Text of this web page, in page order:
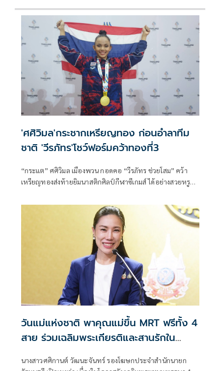
'ศศิวิมล'กระชากเหรียญทอง ก่อนอำลาทีม
ชาติ 'วีรภัทร'โชว์ฟอร์มคว้าทองที่3
“กระแต” ศศิวิมล เมืองพวน กอดคอ “วีรภัทร ช่วยโสม” คว้า
เหรียญทองส่งท้ายยิมนาสติกศิลป์กีฬาซีเกมส์ ได้อย่างสวยหรู
ปลื้มผลงานตามเป้า ที่เหลือรอลุ้น เพิ่มจากยิมนาสติกลีลา และ
ยิมแอโรบิก ลั่นมีเพิ่มอย่างน้อย 2 เหรียญทอง
วันแม่แห่งชาติ พาคุณแม่ขึ้น MRT ฟรีทั้ง 4
สาย ร่วมเฉลิมพระเกียรติและสานรักใน
นางสาวศศิกานต์ วัฒนะจันทร์ รองโฆษกประจำสำนักนายก